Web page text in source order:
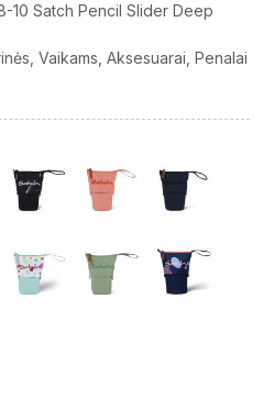
10 Satch Pencil Slider Deep
Vaikams Aksesuarai Penalai